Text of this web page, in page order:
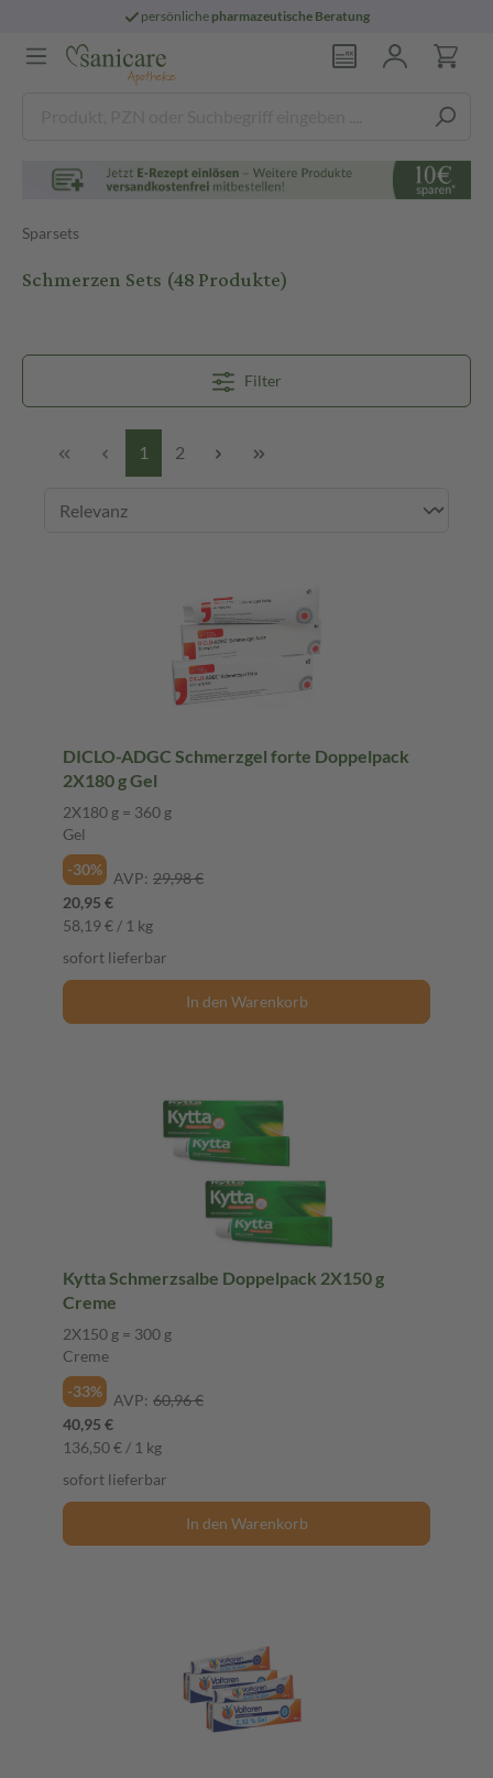
persönliche pharmazeutische Beratung
Sparsets
Schmerzen Sets (48 Produkte)
Filter
1 2
DICLO-ADGC Schmerzgel forte Doppelpack
2X180 g Gel
2X180 g = 360 g
Gel
-30%
AVP: 29,98 €
20,95 €
58,19 € / 1 kg
sofort lieferbar
In den Warenkorb
Kytta Schmerzsalbe Doppelpack 2X150 g
Creme
2X150 g = 300 g
Creme
-33%
AVP: 60,96 €
40,95 €
136,50 € / 1 kg
sofort lieferbar
In den Warenkorb